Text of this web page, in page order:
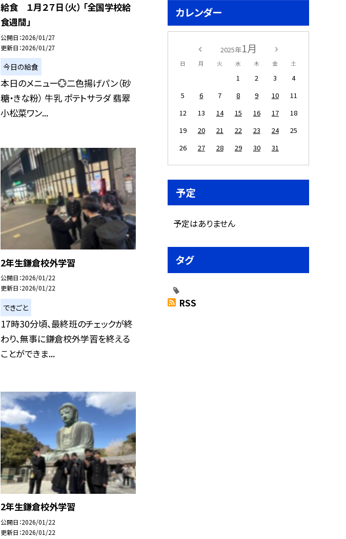
給食 １月２７日（火） 「全国学校給
食週間」
公開日 2026/01/27
更新日 2026/01/27
今日の給食
本日のメニュー💮二色揚げパン（砂
糖・きな粉） 牛乳 ポテトサラダ 翡翠
小松菜ワン...
2年生鎌倉校外学習
公開日 2026/01/22
更新日 2026/01/22
できごと
17時30分頃、最終班のチェックが終
わり、無事に鎌倉校外学習を終える
ことができま...
2年生鎌倉校外学習
公開日 2026/01/22
更新日 2026/01/22
カレンダー
2025年1月
日 月 火 水 木 金 土
1 2 3
4
5
6 7 8 9 10
11
12
13 14 15 16 17
18
19
20 21 22 23 24
25
26
27 28 29 30 31
予定
予定はありません
タグ
RSS